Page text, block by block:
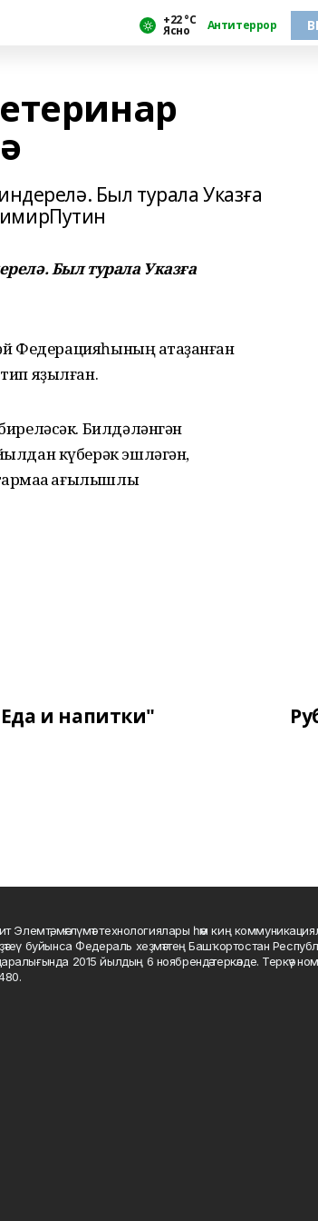
+22 °С
Ясно Антитеррор
Был турала Указға
Был турала Указға
Федерацияһының атҡаҙанған
яҙылған.
Билдәләнгән
күберәк эшләгән,
ҡағылышлы
и напитки"
Элемтә, мәғлүмәт технологиялары һәм киң
буйынса Федераль хеҙмәттең Башҡортостан
2015 йылдың 6 ноябрендә теркәлде. Теркәү